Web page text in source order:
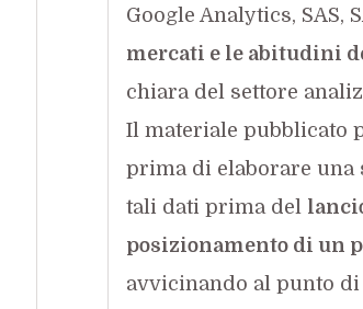
Google Analytics, SAS,
mercati e le abitudini
chiara del settore
Il materiale pubblicato
prima di elaborare una
tali dati prima del
posizionamento di un
avvicinando al punto di